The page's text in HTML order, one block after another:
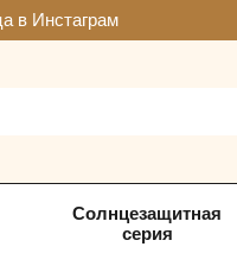
в Инстаграм
Солнцезащитная
серия